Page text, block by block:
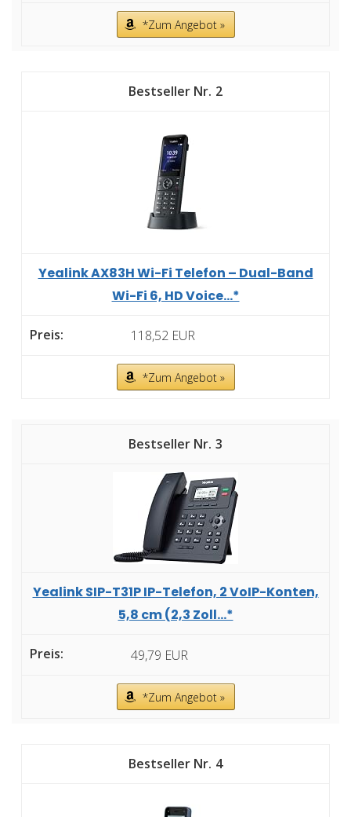
*Zum Angebot »
2
Yealink AX83H Wi-Fi Telefon – Dual-Band
Wi-Fi 6, HD Voice...*
118,52 EUR
*Zum Angebot »
3
Yealink SIP-T31P IP-Telefon, 2 VoIP-Konten,
5,8 cm (2,3 Zoll...*
49,79 EUR
*Zum Angebot »
4